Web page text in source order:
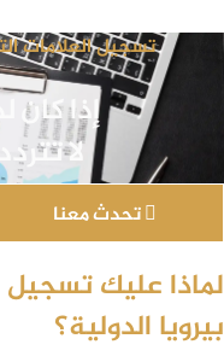
تسجيل العلامات
إذا كان
لا
تحدث معنا
لماذا عليك تسجيل
بيرويا الدولية؟